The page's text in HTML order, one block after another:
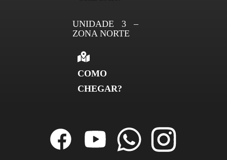
UNIDADE 3 –
ZONA NORTE
COMO
CHEGAR?